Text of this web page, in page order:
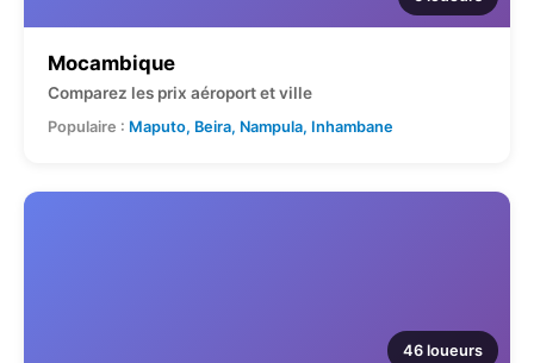
Mocambique
Comparez les prix aéroport et ville
Populaire : Maputo, Beira, Nampula, Inhambane
46 loueurs